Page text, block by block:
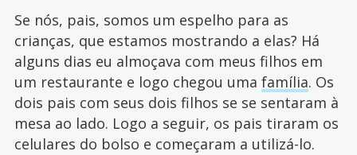
Se nós, pais, somos um espelho para as
crianças, que estamos mostrando a elas? Há
alguns dias eu almoçava com meus filhos em
um restaurante e logo chegou uma família. Os
dois pais com seus dois filhos se se sentaram à
mesa ao lado. Logo a seguir, os pais tiraram os
celulares do bolso e começaram a utilizá-lo.